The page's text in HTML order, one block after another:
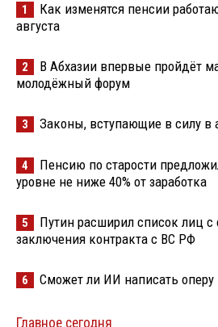
1
Как изменятся пенсии
августа
2
В Абхазии впервые пройдёт
молодёжный форум
3 Законы, вступающие в силу в
4
Пенсию по старости
уровне не ниже 40% от заработка
5
Путин расширил список лиц
заключения контракта с ВС РФ
6 Сможет ли ИИ написать
Главное сегодня